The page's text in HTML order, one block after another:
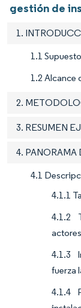
gestión de
1.
1.1
1.2 Alcance
2.
3. RESUMEN
4. PANORAMA
4.1
4.1.1
4.1.2
4.1.3
fuerza
4.1.4